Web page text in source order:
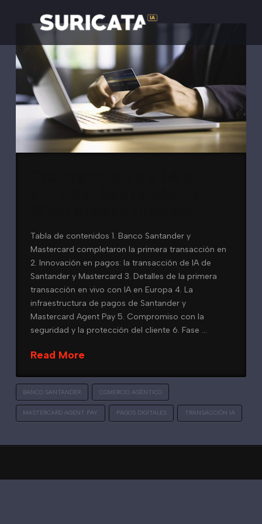
Tabla de contenidos 1. Banco Santander y
Mastercard completaron la primera transacción en
2. Innovación en pagos: la transacción de IA de
Santander y Mastercard 3. Detalles de la primera
transacción en vivo con IA en Europa 4. La
infraestructura de pagos de Santander y
Mastercard Agent Pay 5. Compromiso con la
seguridad y la protección del cliente 6. Fase …
Read More
BANCO SANTANDER COMERCIO AGÉNTICO
MASTERCARD AGENT PAY PAGOS DIGITALES TRANSACCIÓN IA